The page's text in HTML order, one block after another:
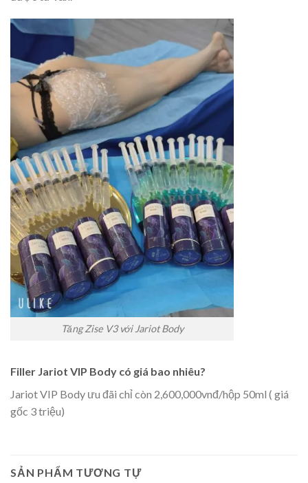
Tăng Zise V3 với Jariot Body
Filler Jariot VIP Body có giá bao nhiêu?
Jariot VIP Body ưu đãi chỉ còn 2,600,000vnđ/hộp 50ml ( giá
gốc 3 triệu)
SẢN PHẨM TƯƠNG TỰ